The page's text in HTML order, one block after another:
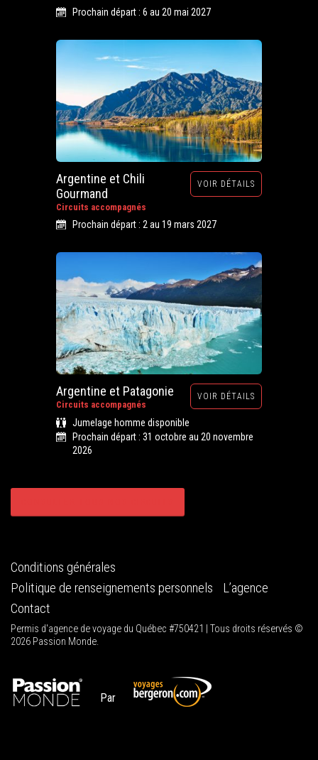
Prochain départ : 6 au 20 mai 2027
Argentine et Chili
Gourmand
Circuits accompagnés
VOIR DÉTAILS
Prochain départ : 2 au 19 mars 2027
Argentine et Patagonie
Circuits accompagnés
VOIR DÉTAILS
Jumelage homme disponible
Prochain départ : 31 octobre au 20 novembre
2026
Conditions générales
Politique de renseignements personnels
L’agence
Contact
Permis d'agence de voyage du Québec #750421 | Tous droits réservés ©
2026 Passion Monde.
Par